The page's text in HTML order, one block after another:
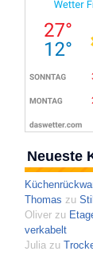
Neueste
Thomas zu
Oliverzu
verkabelt
Juliazu